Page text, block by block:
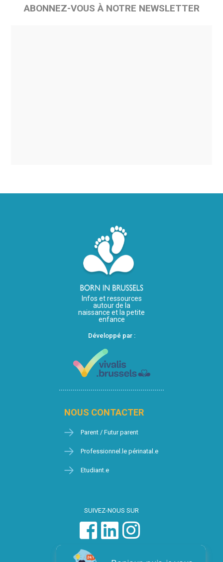
ABONNEZ-VOUS À NOTRE NEWSLETTER
Infos et ressources
autour de la
naissance et la petite
enfance
Développé par :
NOUS CONTACTER
Parent / Futur parent
Professionnel.le périnatal.e
Etudiant.e
SUIVEZ-NOUS SUR